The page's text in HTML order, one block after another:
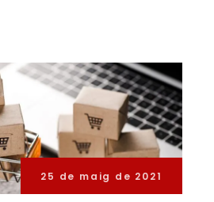
25 de maig de 2021